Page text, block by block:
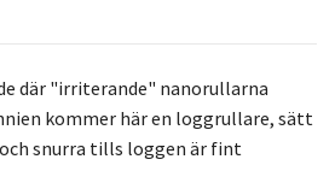
där "irriterande" nanorullarna
kommer här en loggrullare, sätt
snurra tills loggen är fint